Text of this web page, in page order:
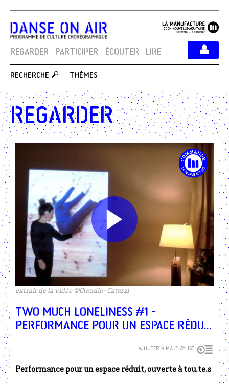
REGARDER PARTICIPER ÉCOUTER LIRE
RECHERCHE THÈMES
Regarder
extrait de la vidéo ©Claudia-Catarzi
Two much loneliness #1 -
Performance pour un espace réduit
Ajouter à ma playlist
Performance pour un espace réduit, ouverte à tou.te.s